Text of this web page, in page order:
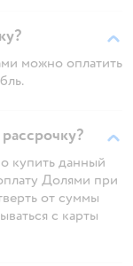
можно оплатить
купить данный
Долями при
от суммы
с карты